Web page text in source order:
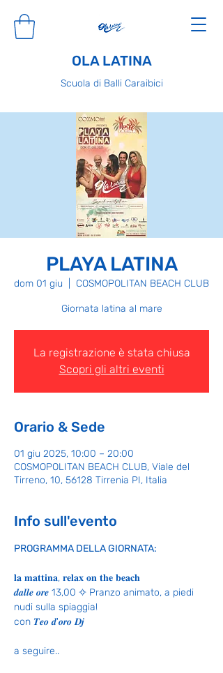
OLA LATINA
Scuola di Balli Caraibici
PLAYA LATINA
dom 01 giu COSMOPOLITAN BEACH CLUB
Giornata latina al mare
La registrazione è stata chiusa
Scopri gli altri eventi
Orario & Sede
01 giu 2025, 10:00 – 20:00
COSMOPOLITAN BEACH CLUB, Viale del
Tirreno, 10, 56128 Tirrenia PI, Italia
Info sull'evento
PROGRAMMA DELLA GIORNATA:
𝐥𝐚 𝐦𝐚𝐭𝐭𝐢𝐧𝐚, 𝐫𝐞𝐥𝐚𝐱 𝐨𝐧 𝐭𝐡𝐞 𝐛𝐞𝐚𝐜𝐡
𝒅𝒂𝒍𝒍𝒆 𝒐𝒓𝒆 13,00 ✧ Pranzo animato, a piedi
nudi sulla spiaggia!
con 𝑻𝒆𝒐 𝒅'𝒐𝒓𝒐 𝑫𝒋
a seguire..